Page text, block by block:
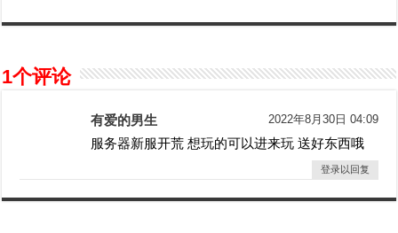
1个评论
有爱的男生 2022年8月30日 04:09
服务器新服开荒 想玩的可以进来玩 送好东西哦
登录以回复